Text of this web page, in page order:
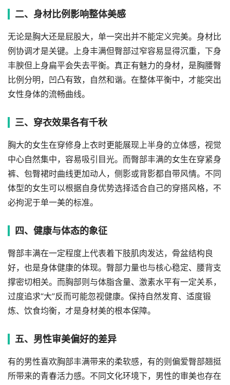
二、身材比例影响整体美感
无论是胸大还是屁股大，单一突出并不能定义完美。身材比
例协调才是关键。上身丰满但臀部过窄容易显得沉重，下身
丰腴但上身扁平会失去平衡。真正有魅力的身材，是胸腰臀
比例分明，凹凸有致，自然和谐。在整体平衡中，才能突出
女性身体的流畅曲线。
三、穿衣效果各有千秋
胸大的女生在穿修身上衣时更能展现上半身的立体感，视觉
中心自然集中，容易吸引目光。而臀部丰满的女生在穿紧身
裤、包臀裙时曲线更加动人，侧影或背影都自带风情。不同
体型的女生可以根据自身优势选择适合自己的穿搭风格，不
必拘泥于单一美的标准。
四、健康与体态的象征
臀部丰满在一定程度上代表着下肢肌肉发达，骨盆结构良
好，也是身体健康的体现。臀部力量也与核心稳定、腰背支
撑密切相关。而胸部则与体脂含量、激素水平有一定关系，
过度追求“大”反而可能忽视健康。保持自然发育、适度锻
炼、饮食均衡，才是身材美的根本保障。
五、男性审美偏好的差异
有的男性喜欢胸部丰满带来的柔软感，有的则偏爱臀部翘挺
所带来的青春活力感。不同文化环境下，男性的审美也存在